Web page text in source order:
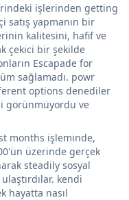
işlerinden getting
satış yapmanın bir
kalitesini, hafif ve
çekici bir şekilde
Escapade for
sağlamadı. powr
options denediler
görünmüyordu ve
months işleminde,
üzerinde gerçek
steadily sosyal
kendi
hayatta nasıl